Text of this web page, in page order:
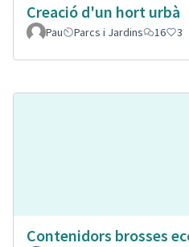
Creació d'un hort urbà
Pau
Parcs i Jardins 16 3
Contenidors brosses